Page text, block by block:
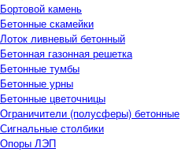
Бортовой камень
Бетонные скамейки
Лоток ливневый бетонный
Бетонная газонная решетка
Бетонные тумбы
Бетонные урны
Бетонные цветочницы
Ограничители (полусферы) бетонные
Сигнальные столбики
Опоры ЛЭП